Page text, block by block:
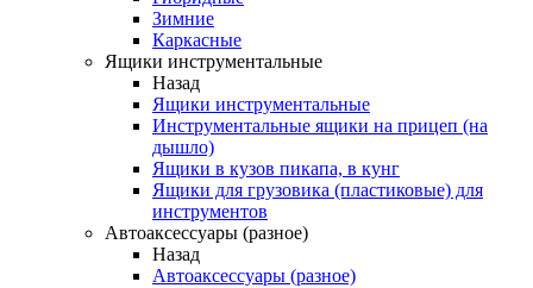
Зимние
Каркасные
Ящики инструментальные
Назад
Ящики инструментальные
Инструментальные ящики на прицеп (на
дышло)
Ящики в кузов пикапа, в кунг
Ящики для грузовика (пластиковые) для
инструментов
Автоаксессуары (разное)
Назад
Автоаксессуары (разное)